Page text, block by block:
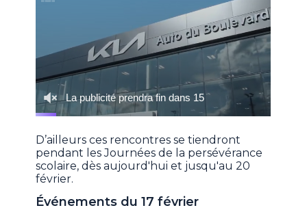
D’ailleurs ces rencontres se tiendront
pendant les Journées de la persévérance
scolaire, dès aujourd'hui et jusqu'au 20
février.
Événements du 17 février